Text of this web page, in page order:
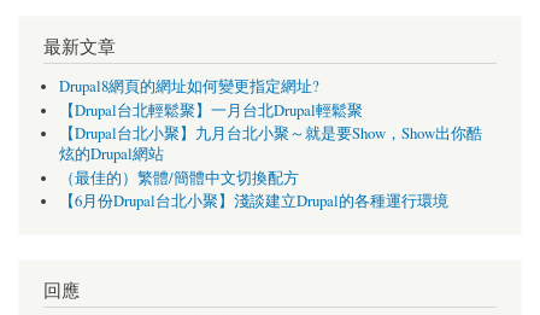
最新文章
Drupal8網頁的網址如何變更指定網址?
【Drupal台北輕鬆聚】一月台北Drupal輕鬆聚
【Drupal台北小聚】九月台北小聚～就是要Show，Show出你酷
炫的Drupal網站
（最佳的）繁體/簡體中文切換配方
【6月份Drupal台北小聚】淺談建立Drupal的各種運行環境
回應